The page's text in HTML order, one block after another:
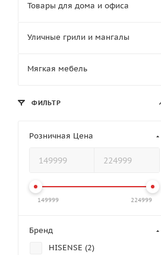
Товары для дома и офиса
Уличные грили и мангалы
Мягкая мебель
ФИЛЬТР
Розничная Цена
149999 224999
Бренд
HISENSE (2)